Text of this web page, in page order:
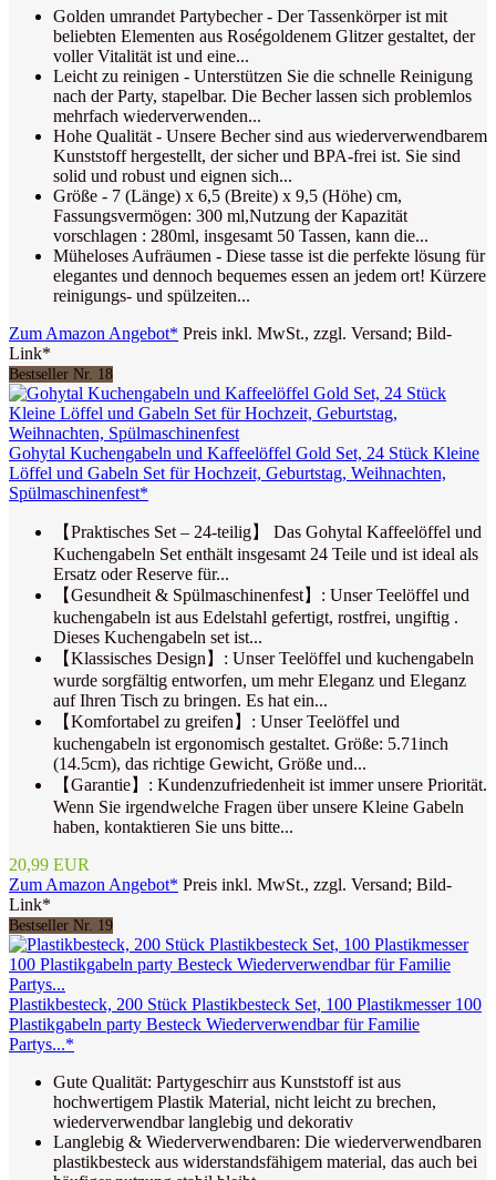
Golden umrandet Partybecher - Der Tassenkörper ist mit
beliebten Elementen aus Roségoldenem Glitzer gestaltet, der
voller Vitalität ist und eine...
Leicht zu reinigen - Unterstützen Sie die schnelle Reinigung
nach der Party, stapelbar. Die Becher lassen sich problemlos
mehrfach wiederverwenden...
Hohe Qualität - Unsere Becher sind aus wiederverwendbarem
Kunststoff hergestellt, der sicher und BPA-frei ist. Sie sind
solid und robust und eignen sich...
Größe - 7 (Länge) x 6,5 (Breite) x 9,5 (Höhe) cm,
Fassungsvermögen: 300 ml,Nutzung der Kapazität
vorschlagen : 280ml, insgesamt 50 Tassen, kann die...
Müheloses Aufräumen - Diese tasse ist die perfekte lösung für
elegantes und dennoch bequemes essen an jedem ort! Kürzere
reinigungs- und spülzeiten...
Zum Amazon Angebot* Preis inkl. MwSt., zzgl. Versand; Bild-
Link*
Bestseller Nr. 18
Gohytal Kuchengabeln und Kaffeelöffel Gold Set, 24 Stück Kleine
Löffel und Gabeln Set für Hochzeit, Geburtstag, Weihnachten,
Spülmaschinenfest*
【Praktisches Set – 24-teilig】 Das Gohytal Kaffeelöffel und
Kuchengabeln Set enthält insgesamt 24 Teile und ist ideal als
Ersatz oder Reserve für...
【Gesundheit & Spülmaschinenfest】: Unser Teelöffel und
kuchengabeln ist aus Edelstahl gefertigt, rostfrei, ungiftig .
Dieses Kuchengabeln set ist...
【Klassisches Design】: Unser Teelöffel und kuchengabeln
wurde sorgfältig entworfen, um mehr Eleganz und Eleganz
auf Ihren Tisch zu bringen. Es hat ein...
【Komfortabel zu greifen】: Unser Teelöffel und
kuchengabeln ist ergonomisch gestaltet. Größe: 5.71inch
(14.5cm), das richtige Gewicht, Größe und...
【Garantie】: Kundenzufriedenheit ist immer unsere Priorität.
Wenn Sie irgendwelche Fragen über unsere Kleine Gabeln
haben, kontaktieren Sie uns bitte...
20,99 EUR
Zum Amazon Angebot* Preis inkl. MwSt., zzgl. Versand; Bild-
Link*
Bestseller Nr. 19
Plastikbesteck, 200 Stück Plastikbesteck Set, 100 Plastikmesser 100
Plastikgabeln party Besteck Wiederverwendbar für Familie
Partys...*
Gute Qualität: Partygeschirr aus Kunststoff ist aus
hochwertigem Plastik Material, nicht leicht zu brechen,
wiederverwendbar langlebig und dekorativ
Langlebig & Wiederverwendbaren: Die wiederverwendbaren
plastikbesteck aus widerstandsfähigem material, das auch bei